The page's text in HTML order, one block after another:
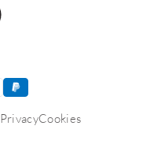
PrivacyCookies